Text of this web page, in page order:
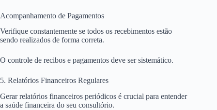
Acompanhamento de Pagamentos
Verifique constantemente se todos os recebimentos estão
sendo realizados de forma correta.
O controle de recibos e pagamentos deve ser sistemático.
5. Relatórios Financeiros Regulares
Gerar relatórios financeiros periódicos é crucial para entender
a saúde financeira do seu consultório.